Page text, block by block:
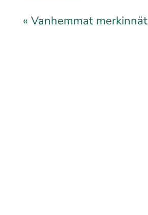
« Vanhemmat merkinnät